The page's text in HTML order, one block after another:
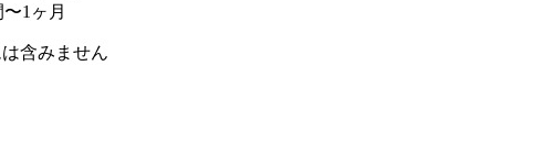
1ヶ月
含みません